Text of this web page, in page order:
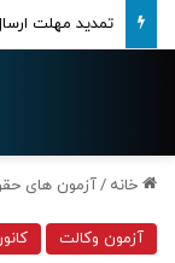
تمدید مهلت ارسال
خانه /آزمون های
آزمون وکالت